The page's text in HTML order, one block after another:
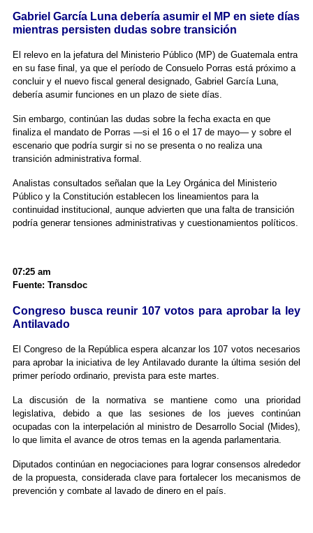
Gabriel García Luna debería asumir el MP en siete días
mientras persisten dudas sobre transición
El relevo en la jefatura del Ministerio Público (MP) de Guatemala entra
en su fase final, ya que el período de Consuelo Porras está próximo a
concluir y el nuevo fiscal general designado, Gabriel García Luna,
debería asumir funciones en un plazo de siete días.
Sin embargo, continúan las dudas sobre la fecha exacta en que
finaliza el mandato de Porras —si el 16 o el 17 de mayo— y sobre el
escenario que podría surgir si no se presenta o no realiza una
transición administrativa formal.
Analistas consultados señalan que la Ley Orgánica del Ministerio
Público y la Constitución establecen los lineamientos para la
continuidad institucional, aunque advierten que una falta de transición
podría generar tensiones administrativas y cuestionamientos políticos.
07:25 am
Fuente: Transdoc
Congreso busca reunir 107 votos para aprobar la ley
Antilavado
El Congreso de la República espera alcanzar los 107 votos necesarios
para aprobar la iniciativa de ley Antilavado durante la última sesión del
primer período ordinario, prevista para este martes.
La discusión de la normativa se mantiene como una prioridad
legislativa, debido a que las sesiones de los jueves continúan
ocupadas con la interpelación al ministro de Desarrollo Social (Mides),
lo que limita el avance de otros temas en la agenda parlamentaria.
Diputados continúan en negociaciones para lograr consensos alrededor
de la propuesta, considerada clave para fortalecer los mecanismos de
prevención y combate al lavado de dinero en el país.